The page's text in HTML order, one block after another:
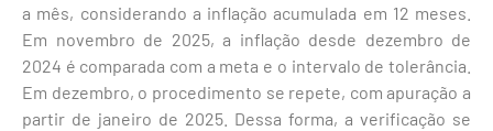
a mês, considerando a inflação acumulada em 12 meses.
Em novembro de 2025, a inflação desde dezembro de
2024 é comparada com a meta e o intervalo de tolerância.
Em dezembro, o procedimento se repete, com apuração a
partir de janeiro de 2025. Dessa forma, a verificação se